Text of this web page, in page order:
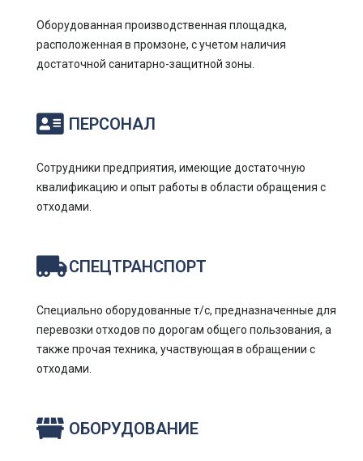
Оборудованная производственная площадка,
расположенная в промзоне, с учетом наличия
достаточной санитарно-защитной зоны.
ПЕРСОНАЛ
Сотрудники предприятия, имеющие достаточную
квалификацию и опыт работы в области обращения с
отходами.
СПЕЦТРАНСПОРТ
Специально оборудованные т/с, предназначенные для
перевозки отходов по дорогам общего пользования, а
также прочая техника, участвующая в обращении с
отходами.
ОБОРУДОВАНИЕ